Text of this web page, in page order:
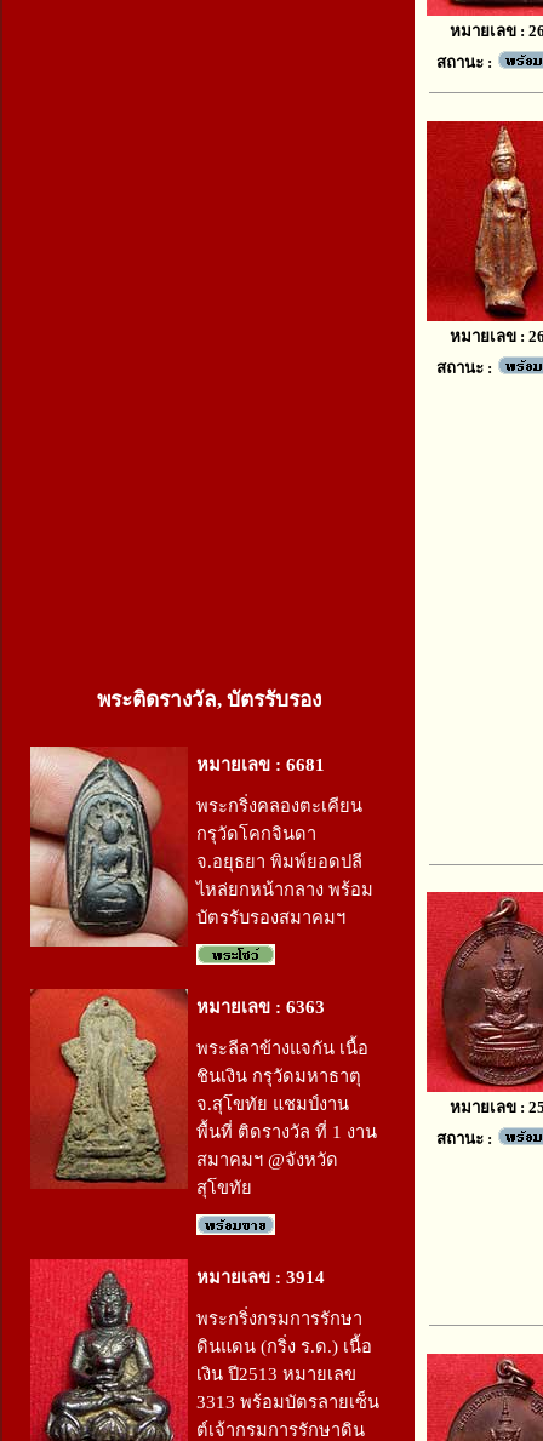
พระติดรางวัล, บัตรรับรอง
หมายเลข : 6681
พระกริ่งคลองตะเคียน
กรุวัดโคกจินดา
จ.อยุธยา พิมพ์ยอดปลี
ไหล่ยกหน้ากลาง พร้อม
บัตรรับรองสมาคมฯ
หมายเลข : 6363
พระลีลาข้างแจกัน เนื้อ
ชินเงิน กรุวัดมหาธาตุ
จ.สุโขทัย แชมป์งาน
พื้นที่ ติดรางวัล ที่ 1 งาน
สมาคมฯ @จังหวัด
สุโขทัย
หมายเลข : 3914
พระกริ่งกรมการรักษา
ดินแดน (กริ่ง ร.ด.) เนื้อ
เงิน ปี2513 หมายเลข
3313 พร้อมบัตรลายเซ็น
ต์เจ้ากรมการรักษาดิน
หมายเลข :
สถานะ :
หมายเลข :
สถานะ :
หมายเลข :
สถานะ :